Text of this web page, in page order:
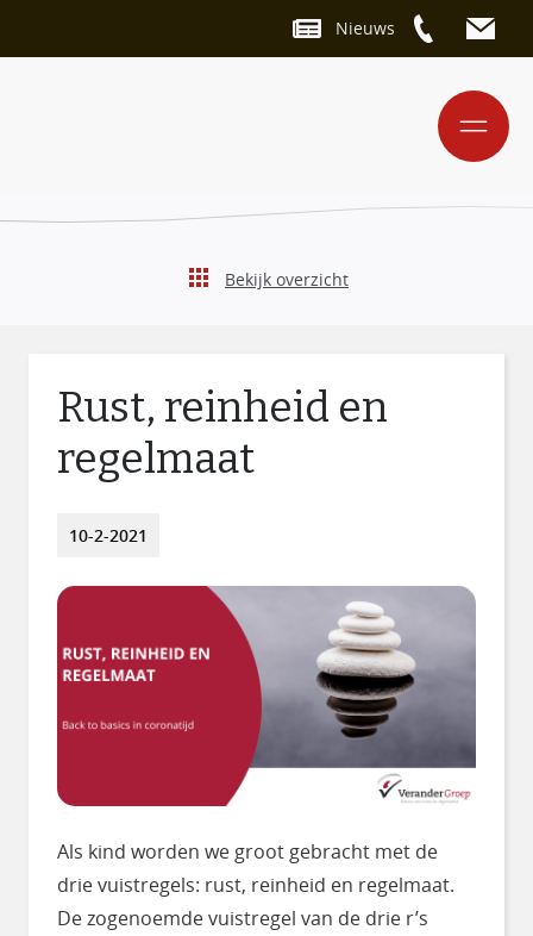
Nieuws
Bekijk overzicht
Rust, reinheid en
regelmaat
10-2-2021
Als kind worden we groot gebracht met de
drie vuistregels: rust, reinheid en regelmaat.
De zogenoemde vuistregel van de drie r’s